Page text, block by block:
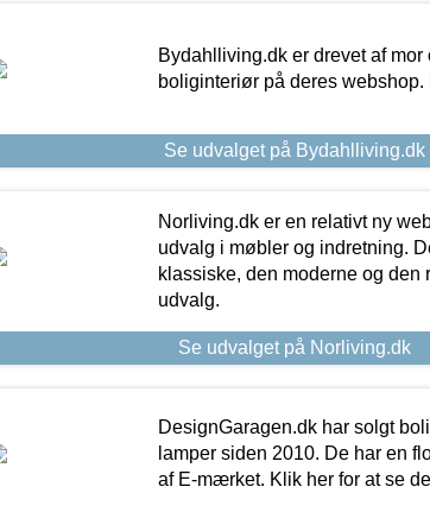
Bydahlliving.dk er drevet af
boliginteriør på deres
Se udvalget på Bydahlliving.dk
Norliving.dk er en relativt ny
udvalg i møbler og indretning.
klassiske, den moderne og den
udvalg.
Se udvalget på Norliving.dk
DesignGaragen.dk har solgt
lamper siden 2010. De har en
af E-mærket. Klik her for at se